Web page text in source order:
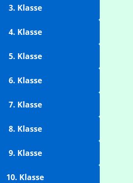
3. Klasse
4. Klasse
5. Klasse
6. Klasse
7. Klasse
8. Klasse
9. Klasse
10. Klasse